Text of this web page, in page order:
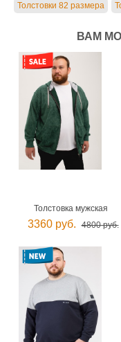
Толстовки 82 размера
ВАМ
Толстовка мужская
3360 руб. 4800 руб.